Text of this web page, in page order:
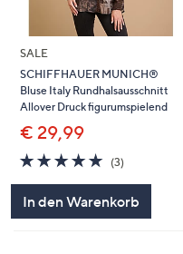
SALE
SCHIFFHAUER MUNICH®
Bluse Italy Rundhalsausschnitt
Allover Druck figurumspielend
€ 29,99
5.0
von
(3)
In den Warenkorb